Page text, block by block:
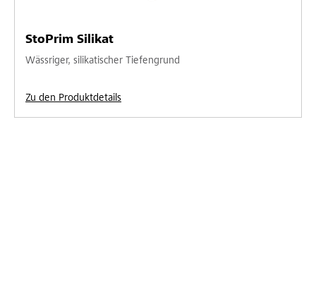
StoPrim Silikat
Wässriger, silikatischer Tiefengrund
Zu den Produktdetails